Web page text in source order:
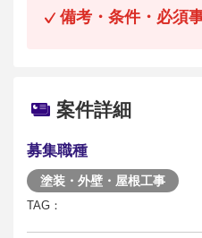
備考・条件・必須
案件詳細
募集職種
塗装・外壁・屋根工事
TAG：